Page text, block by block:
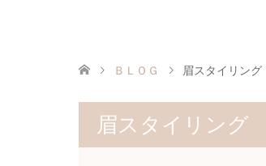
ＢＬＯＧ 眉スタイリング
眉スタイリング